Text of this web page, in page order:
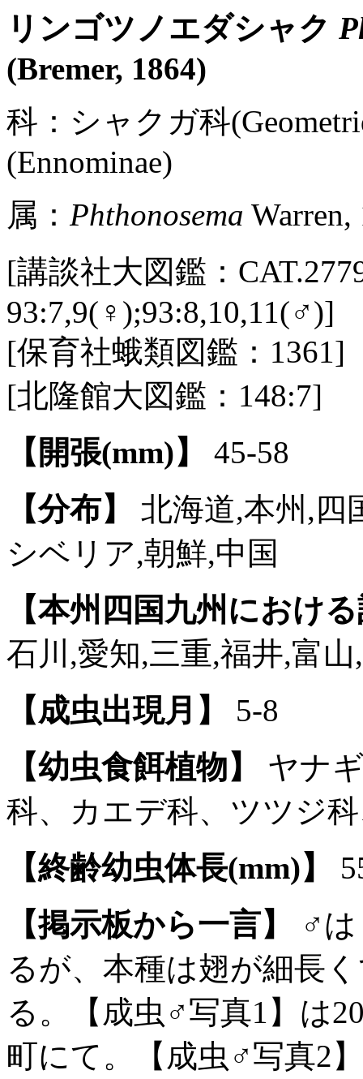
リンゴツノエダシャク
(Bremer, 1864)
科：シャクガ科
(Ennominae)
属： Phthonosema Warren,
[講談社大図鑑：
93:7,9(♀);93:8,10,11(♂)]
[保育社蛾類図鑑：1361]
[北隆館大図鑑：148:7]
【開張(mm)】
45-58
【分布】
北海道,本州,四
シベリア,朝鮮,中国
【本州四国九州におけ
石川,愛知,三重,福井,富
【成虫出現月】
5-8
【幼虫食餌植物】
ヤナ
科、カエデ科、ツツジ
【終齢幼虫体長(mm)】
【掲示板から一言】
♂
るが、本種は翅が細長
る。【成虫♂写真1】は
町にて。【成虫♂写真2